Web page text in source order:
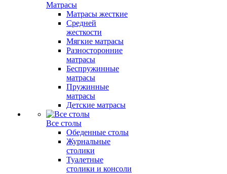
Матрасы
Матрасы жесткие
Средней
жесткости
Мягкие матрасы
Разносторонние
матрасы
Беспружинные
матрасы
Пружинные
матрасы
Детские матрасы
Все столы
Обеденные столы
Журнальные
столики
Туалетные
столики и консоли